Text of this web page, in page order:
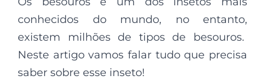
conhecidos do mundo, no entanto,
existem milhões de tipos de besouros.
Neste artigo vamos falar tudo que precisa
saber sobre esse inseto!